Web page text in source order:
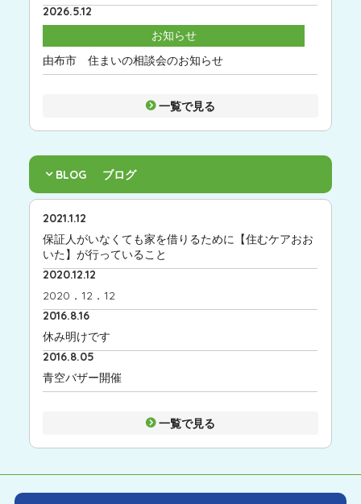
2026.5.12
お知らせ
由布市 住まいの相談会のお知らせ
一覧で見る
BLOG ブログ
2021.1.12
保証人がいなくても家を借りるために【住むケアおお
いた】が行っていること
2020.12.12
2020．12．12
2016.8.16
休み明けです
2016.8.05
青空バザー開催
一覧で見る